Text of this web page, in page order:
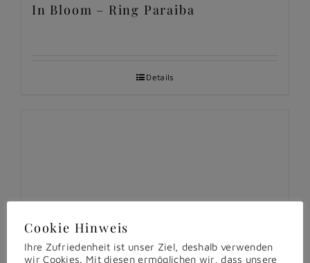
In Bloom – Ring Paraiba
Details
Cookie Hinweis
Ihre Zufriedenheit ist unser Ziel, deshalb verwenden
wir Cookies. Mit diesen ermöglichen wir, dass unsere